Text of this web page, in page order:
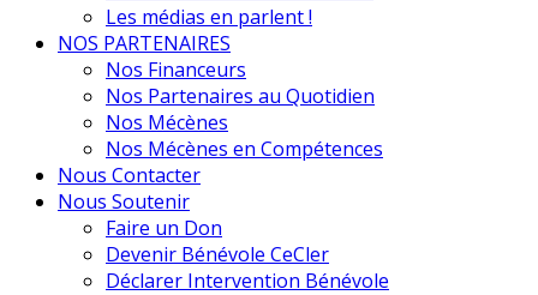
Les médias en parlent !
NOS PARTENAIRES
Nos Financeurs
Nos Partenaires au Quotidien
Nos Mécènes
Nos Mécènes en Compétences
Nous Contacter
Nous Soutenir
Faire un Don
Devenir Bénévole CeCler
Déclarer Intervention Bénévole